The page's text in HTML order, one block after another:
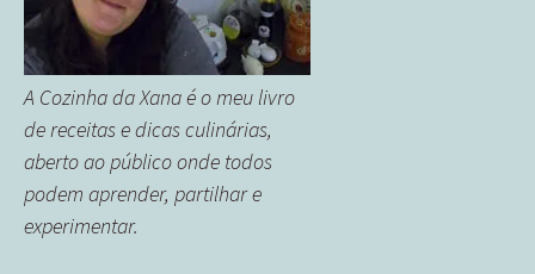
A Cozinha da Xana é o meu livro
de receitas e dicas culinárias,
aberto ao público onde todos
podem aprender, partilhar e
experimentar.